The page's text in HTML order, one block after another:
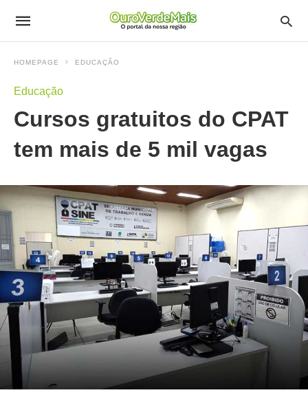
HOMEPAGE EDUCAÇÃO
Educação
Cursos gratuitos do CPAT
tem mais de 5 mil vagas